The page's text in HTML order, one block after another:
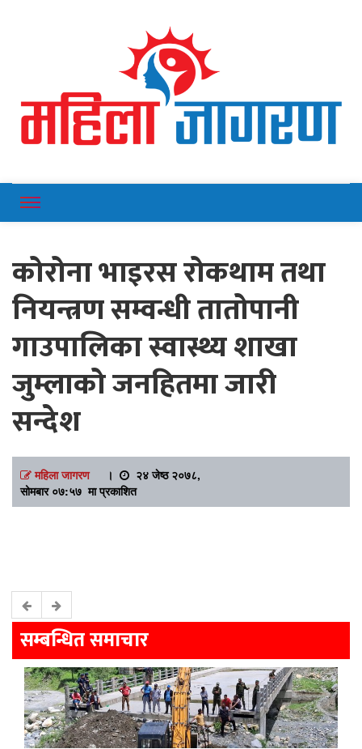
Mahilajagaran
कोरोना भाइरस रोकथाम तथा
नियन्त्रण सम्वन्धी तातोपानी
गाउपालिका स्वास्थ्य शाखा
जुम्लाको जनहितमा जारी
सन्देश
महिला जागरण।
२४ जेष्ठ २०७८,
सोमबार ०७:५७ मा प्रकाशित
सम्बन्धित समाचार